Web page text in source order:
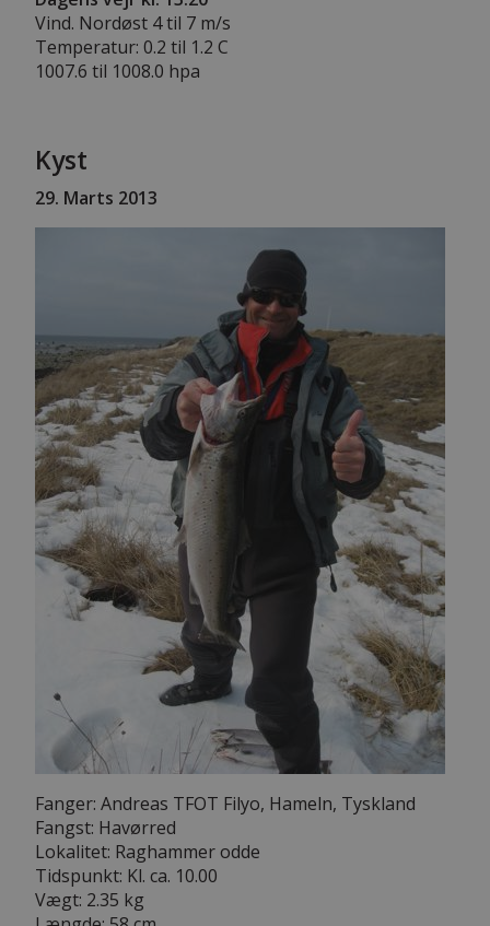
Vind. Nordøst 4 til 7 m/s
Temperatur: 0.2 til 1.2 C
1007.6 til 1008.0 hpa
Kyst
29. Marts 2013
Fanger: Andreas TFOT Filyo, Hameln, Tyskland
Fangst: Havørred
Lokalitet: Raghammer odde
Tidspunkt: Kl. ca. 10.00
Vægt: 2.35 kg